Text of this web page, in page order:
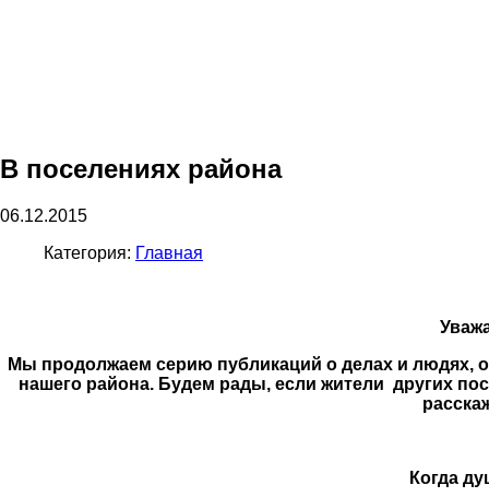
В поселениях района
06.12.2015
Категория: Главная
Мы продолжаем серию публикаций о делах и людях,
нашего района. Будем рады, если жители других
Когда